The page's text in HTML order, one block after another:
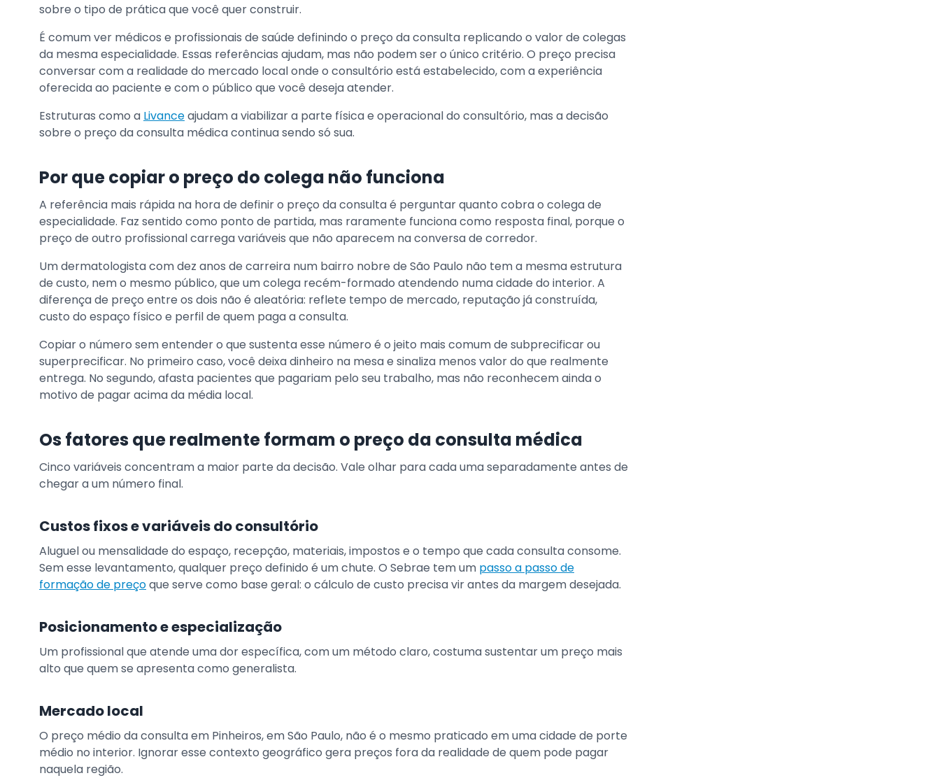
sobre o tipo de prática que você quer construir.
É comum ver médicos e profissionais de saúde definindo o preço da consulta replicando o valor de colegas
da mesma especialidade. Essas referências ajudam, mas não podem ser o único critério. O preço precisa
conversar com a realidade do mercado local onde o consultório está estabelecido, com a experiência
oferecida ao paciente e com o público que você deseja atender.
Estruturas como a Livanceajudam a viabilizar a parte física e operacional do consultório, mas a decisão
sobre o preço da consulta médica continua sendo só sua.
Por que copiar o preço do colega não funciona
A referência mais rápida na hora de definir o preço da consulta é perguntar quanto cobra o colega de
especialidade. Faz sentido como ponto de partida, mas raramente funciona como resposta final, porque o
preço de outro profissional carrega variáveis que não aparecem na conversa de corredor.
Um dermatologista com dez anos de carreira num bairro nobre de São Paulo não tem a mesma estrutura
de custo, nem o mesmo público, que um colega recém-formado atendendo numa cidade do interior. A
diferença de preço entre os dois não é aleatória: reflete tempo de mercado, reputação já construída,
custo do espaço físico e perfil de quem paga a consulta.
Copiar o número sem entender o que sustenta esse número é o jeito mais comum de subprecificar ou
superprecificar. No primeiro caso, você deixa dinheiro na mesa e sinaliza menos valor do que realmente
entrega. No segundo, afasta pacientes que pagariam pelo seu trabalho, mas não reconhecem ainda o
motivo de pagar acima da média local.
Os fatores que realmente formam o preço da consulta médica
Cinco variáveis concentram a maior parte da decisão. Vale olhar para cada uma separadamente antes de
chegar a um número final.
Custos fixos e variáveis do consultório
Aluguel ou mensalidade do espaço, recepção, materiais, impostos e o tempo que cada consulta consome.
Sem esse levantamento, qualquer preço definido é um chute. O Sebrae tem um passo a passo de
formação de preçoque serve como base geral: o cálculo de custo precisa vir antes da margem desejada.
Posicionamento e especialização
Um profissional que atende uma dor específica, com um método claro, costuma sustentar um preço mais
alto que quem se apresenta como generalista.
Mercado local
O preço médio da consulta em Pinheiros, em São Paulo, não é o mesmo praticado em uma cidade de porte
médio no interior. Ignorar esse contexto geográfico gera preços fora da realidade de quem pode pagar
naquela região.